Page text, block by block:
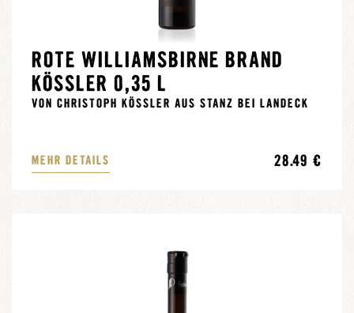
ROTE WILLIAMSBIRNE BRAND
KÖSSLER 0,35 L
VON CHRISTOPH KÖSSLER AUS STANZ BEI LANDECK
MEHR DETAILS 28.49 €